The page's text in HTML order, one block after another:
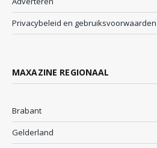
Privacybeleid en gebruiksvoorwaarden
MAXAZINE REGIONAAL
Brabant
Gelderland